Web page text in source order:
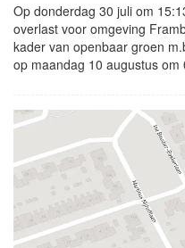
Op donderdag 30 juli om
overlast voor omgeving
kader van openbaar groen
op maandag 10 augustus om